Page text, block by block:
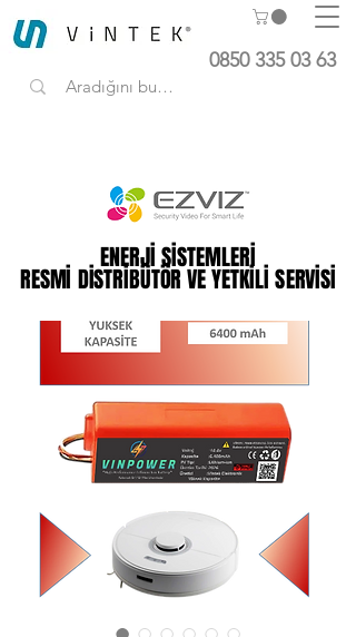
0850 335 03 63
ENERJİ SİSTEMLERİ
RESMİ DİSTRİBÜTÖR VE YETKİLİ SERVİSİ
ENERJİ SİSTEMLERİ
RESMİ DİSTRİBÜTÖR VE YETKİLİ SERVİSİ